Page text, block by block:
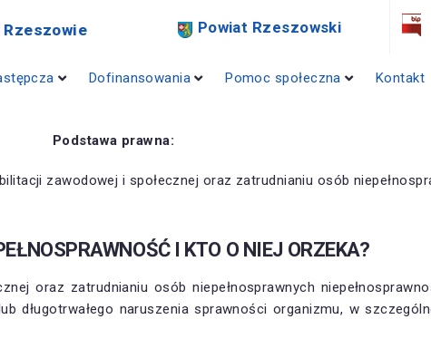
Rzeszowie Powiat Rzeszowski
Dofinansowania Pomoc społeczna Kontakt
Podstawa prawna:
zawodowej i społecznej oraz zatrudnianiu osób
I KTO O NIEJ ORZEKA?
oraz zatrudnianiu osób niepełnosprawnych
długotrwałego naruszenia sprawności organizmu, w